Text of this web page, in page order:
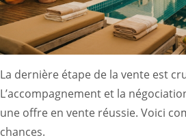
La dernière étape de la vente est
L’accompagnement et la
une offre en vente réussie. Voici
chances.